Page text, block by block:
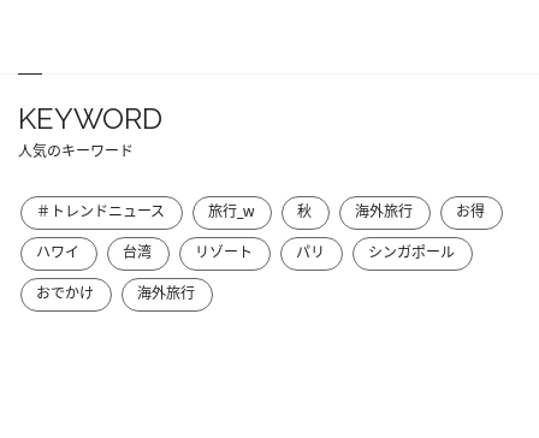
KEYWORD
人気のキーワード
＃トレンドニュース 旅行_w 秋 海外旅行
お得
ハワイ
台湾 リゾート パリ
シンガポール
おでかけ
海外旅行